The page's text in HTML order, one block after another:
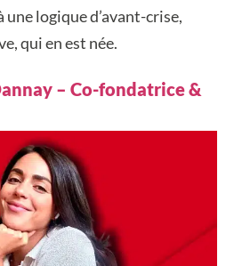
une logique d’avant-crise,
qui en est née.
– Co-fondatrice &